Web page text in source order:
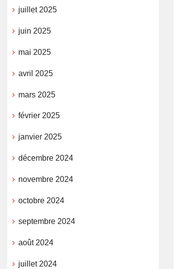
juillet 2025
juin 2025
mai 2025
avril 2025
mars 2025
février 2025
janvier 2025
décembre 2024
novembre 2024
octobre 2024
septembre 2024
août 2024
juillet 2024